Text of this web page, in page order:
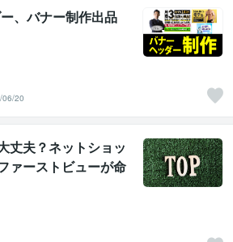
、バナー制作出品
06/20
丈夫？ネットショッ
ァーストビューが命